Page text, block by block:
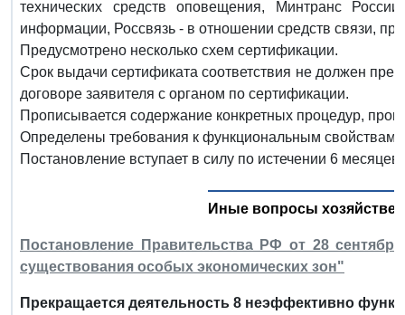
технических средств оповещения, Минтранс
информации, Россвязь - в отношении средств связи,
Предусмотрено несколько схем сертификации.
Срок выдачи сертификата соответствия не должен
договоре заявителя с органом по сертификации.
Прописывается содержание конкретных процедур,
Определены требования к функциональным свойствам
Постановление вступает в силу по истечении 6
Иные вопросы
Постановление Правительства РФ от 28
существования особых экономических зон"
Прекращается деятельность 8 неэффективно